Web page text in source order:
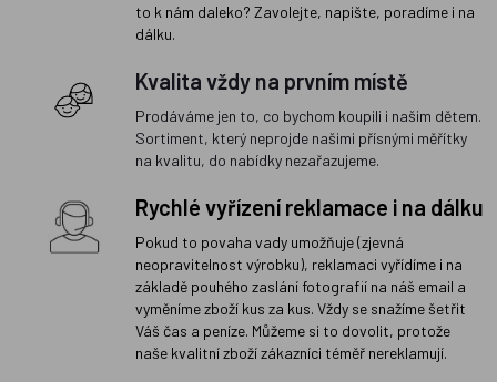
to k nám daleko? Zavolejte, napište, poradíme i na
dálku.
Kvalita vždy na prvním místě
Prodáváme jen to, co bychom koupili i našim dětem.
Sortiment, který neprojde našimi přísnými měřítky
na kvalitu, do nabídky nezařazujeme.
Rychlé vyřízení reklamace i na dálku
Pokud to povaha vady umožňuje (zjevná
neopravitelnost výrobku), reklamaci vyřídíme i na
základě pouhého zaslání fotografií na náš email a
vyměníme zboží kus za kus. Vždy se snažíme šetřit
Váš čas a peníze. Můžeme si to dovolit, protože
naše kvalitní zboží zákazníci téměř nereklamují.